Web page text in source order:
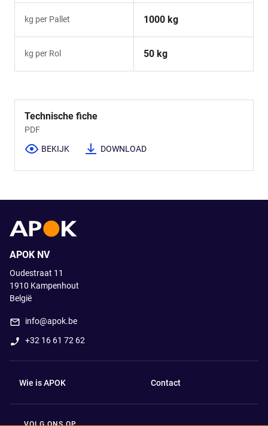
kg per Pallet 1000 kg
kg per Rol 50 kg
Technische fiche
PDF
BEKIJK DOWNLOAD
APOK NV
Oudestraat 11
1910 Kampenhout
België
info@apok.be
+32 16 61 72 62
Wie is APOK Contact